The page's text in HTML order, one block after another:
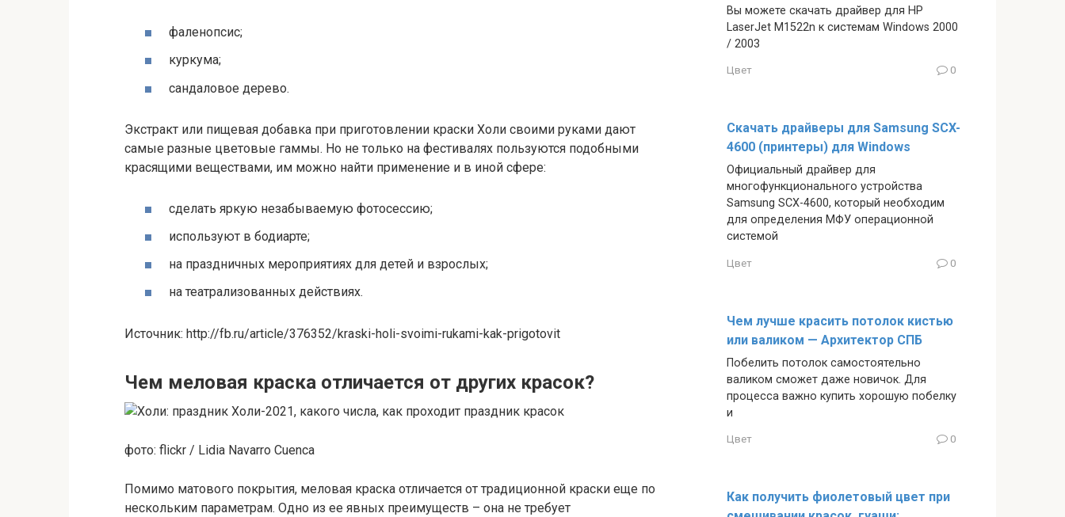
фаленопсис;
куркума;
сандаловое дерево.
Экстракт или пищевая добавка при приготовлении краски Холи своими руками дают
самые разные цветовые гаммы. Но не только на фестивалях пользуются подобными
красящими веществами, им можно найти применение и в иной сфере:
сделать яркую незабываемую фотосессию;
используют в бодиарте;
на праздничных мероприятиях для детей и взрослых;
на театрализованных действиях.
Источник: http://fb.ru/article/376352/kraski-holi-svoimi-rukami-kak-prigotovit
Чем меловая краска отличается от других красок?
фото: flickr / Lidia Navarro Cuenca
Помимо матового покрытия, меловая краска отличается от традиционной краски еще по
нескольким параметрам. Одно из ее явных преимуществ – она не требует
Вы можете скачать драйвер для HP
LaserJet M1522n к системам Windows 2000
/ 2003
Цвет 0
Скачать драйверы для Samsung SCX-
4600 (принтеры) для Windows
Официальный драйвер для
многофункционального устройства
Samsung SCX-4600, который необходим
для определения МФУ операционной
системой
Цвет 0
Чем лучше красить потолок кистью
или валиком — Архитектор СПБ
Побелить потолок самостоятельно
валиком сможет даже новичок. Для
процесса важно купить хорошую побелку
и
Цвет 0
Как получить фиолетовый цвет при